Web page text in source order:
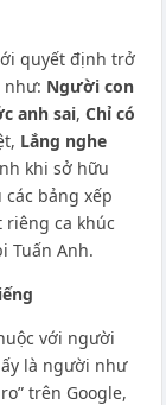
quyết định trở
như: Người con
anh sai, Chỉ có
Lắng nghe
khi sở hữu
bảng xếp
riêng ca khúc
Tuấn Anh.
với người
là người như
trên Google,